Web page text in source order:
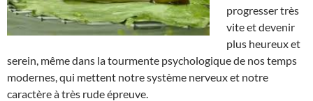
progresser très
vite et devenir
plus heureux et
serein, même dans la tourmente psychologique de nos temps
modernes, qui mettent notre système nerveux et notre
caractère à très rude épreuve.